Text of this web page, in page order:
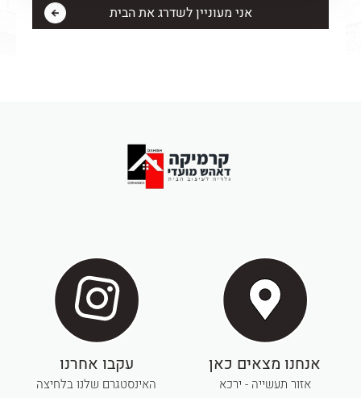
אנחנו מצאים כאן
אזור תעשייה - ירכא
עקבו אחרנו
האינסטגרם שלנו בלחיצה